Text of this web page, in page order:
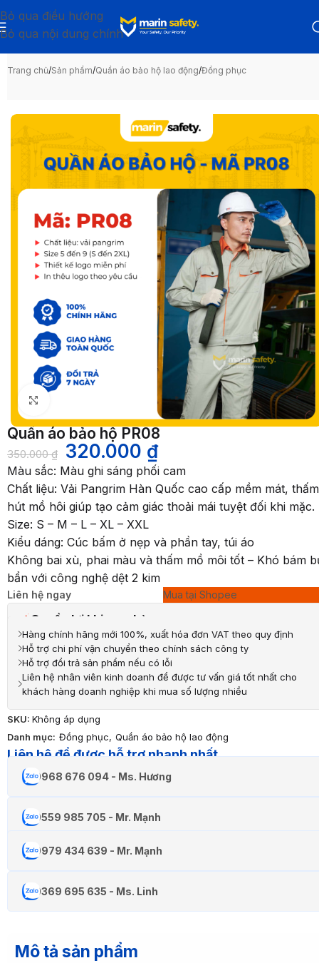
Bỏ qua điều hướng
Bỏ qua nội dung chính
Trang chủ/Sản phẩm/Quần áo bảo hộ lao động/Đồng phục
Quần áo bảo hộ PR08
350.000₫ 320.000 ₫
Màu sắc: Màu ghi sáng phối cam
Chất liệu: Vải Pangrim Hàn Quốc cao cấp mềm mát, thấm
hút mồ hôi giúp tạo cảm giác thoải mái tuyệt đối khi mặc.
Size: S – M – L – XL – XXL
Kiểu dáng: Cúc bấm ở nẹp và phần tay, túi áo
Không bai xù, phai màu và thấm mồ môi tốt – Khó bám
bẩn với công nghệ dệt 2 kim
Liên hệ ngay Mua tại Shopee
Quyền lợi khi mua hàng
Hàng chính hãng mới 100%, xuất hóa đơn VAT theo quy định
Hỗ trợ chi phí vận chuyển theo chính sách công ty
Hỗ trợ đổi trả sản phẩm nếu có lỗi
Liên hệ nhân viên kinh doanh để được tư vấn giá tốt nhất cho
khách hàng doanh nghiệp khi mua số lượng nhiều
SKU: Không áp dụng
Danh mục: Đồng phục, Quần áo bảo hộ lao động
Liên hệ để được hỗ trợ nhanh nhất
0968 676 094 - Ms. Hương
0559 985 705 - Mr. Mạnh
0979 434 639 - Mr. Mạnh
0369 695 635 - Ms. Linh
Mô tả sản phẩm